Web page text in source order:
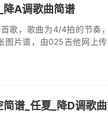
降A调歌曲简谱
歌，歌曲为4/4拍的节奏
图片谱，由025吉他网上
谱_任夏_降D调歌